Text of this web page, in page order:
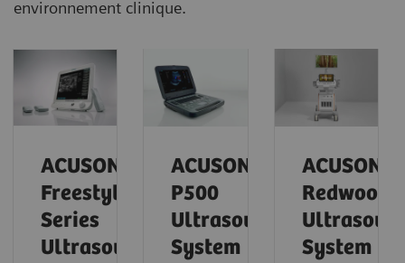
environnement clinique.
ACUSON
Freestyle
Series
Ultrasound
ACUSON
P500
Ultrasound
System
ACUSON
Redwood
System